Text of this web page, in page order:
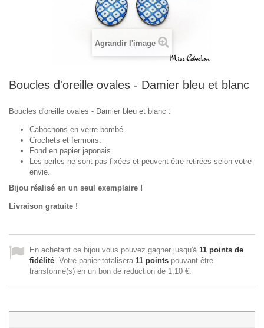
Agrandir l'image
Boucles d'oreille ovales - Damier bleu et blanc
Boucles d'oreille ovales - Damier bleu et blanc :
Cabochons en verre bombé.
Crochets et fermoirs.
Fond en papier japonais.
Les perles ne sont pas fixées et peuvent être retirées selon votre
envie.
Bijou réalisé en un seul exemplaire !
Livraison gratuite !
En achetant ce bijou vous pouvez gagner jusqu'à 11 points de
fidélité. Votre panier totalisera 11 points pouvant être
transformé(s) en un bon de réduction de 1,10 €.